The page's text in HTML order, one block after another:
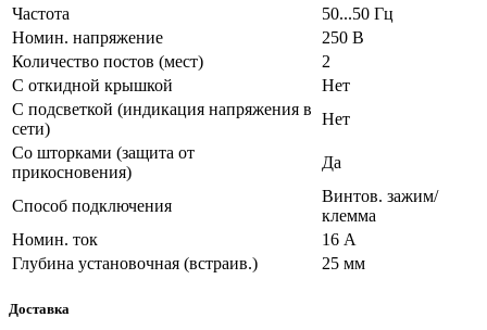
Частота
50...50 Гц
Номин. напряжение
250 В
Количество постов (мест)
2
С откидной крышкой
Нет
С подсветкой (индикация напряжения в
сети)
Нет
Со шторками (защита от
прикосновения)
Да
Способ подключения
Винтов. зажим/
клемма
Номин. ток
16 А
Глубина установочная (встраив.)
25 мм
Доставка